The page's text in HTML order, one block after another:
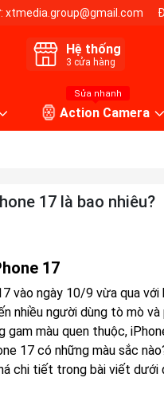
xtmedia.group@gmail.com
Hệ thống
3 cửa hàng
Sửa nhanh
Action Camera
17 là bao nhiêu?
17
vào ngày 10/9 vừa qua với
nhiều người dùng tò mò và
gam màu quen thuộc,
17 có những màu sắc
chi tiết trong bài viết